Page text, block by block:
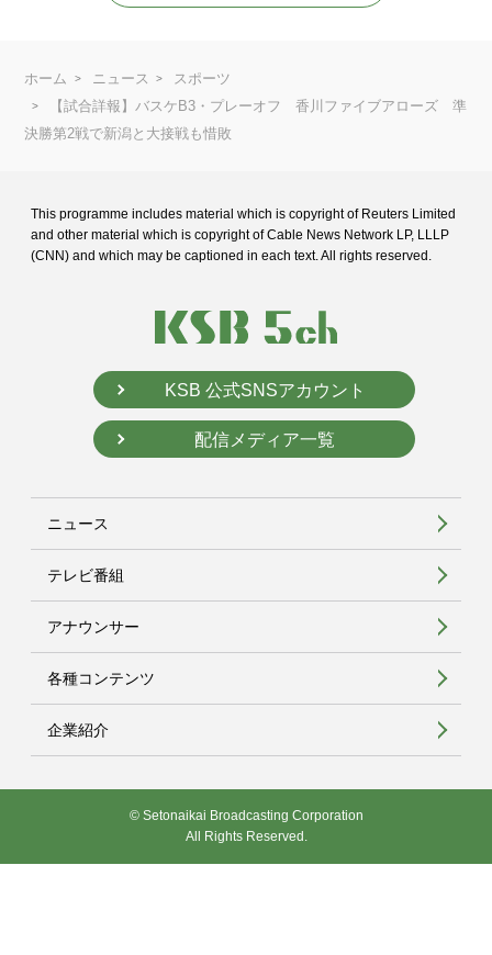
ホーム ニュース
スポーツ
【試合詳報】バスケB3・プレーオフ 香川ファイブアローズ 準
決勝第2戦で新潟と大接戦も惜敗
This programme includes material which is copyright of Reuters Limited
and other material which is copyright of Cable News Network LP, LLLP
(CNN) and which may be captioned in each text. All rights reserved.
KSB 公式SNSアカウント
配信メディア一覧
ニュース
テレビ番組
アナウンサー
各種コンテンツ
企業紹介
© Setonaikai Broadcasting Corporation
All Rights Reserved.